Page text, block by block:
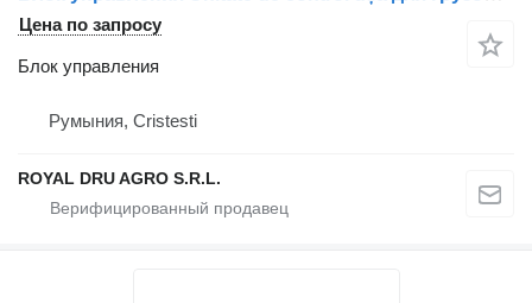
Цена по запросу
Блок управления
Румыния, Cristesti
ROYAL DRU AGRO S.R.L.